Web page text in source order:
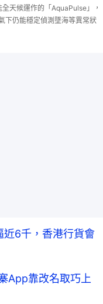
天候運作的「AquaPulse」，
下仍能穩定偵測墜海等異常狀
近6千，香港行貨會
App靠改名取巧上